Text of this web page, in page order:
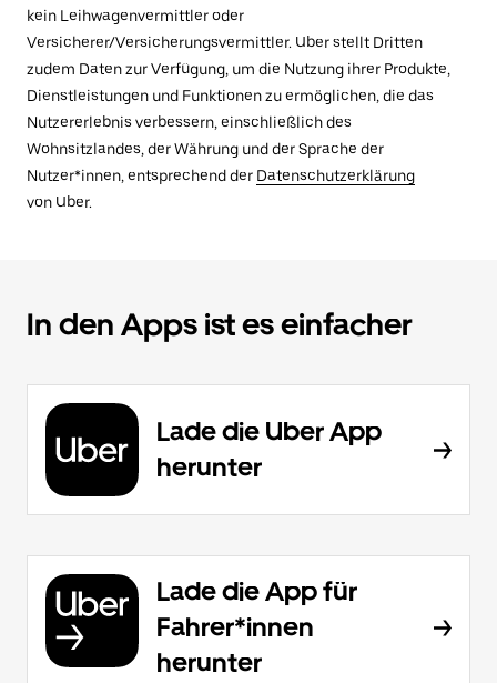
kein Leihwagenvermittler oder
Versicherer/Versicherungsvermittler. Uber stellt Dritten
zudem Daten zur Verfügung, um die Nutzung ihrer Produkte,
Dienstleistungen und Funktionen zu ermöglichen, die das
Nutzererlebnis verbessern, einschließlich des
Wohnsitzlandes, der Währung und der Sprache der
Nutzer*innen, entsprechend der Datenschutzerklärung
von Uber.
In den Apps ist es einfacher
Lade die Uber App
herunter
Lade die App für
Fahrer*innen
herunter